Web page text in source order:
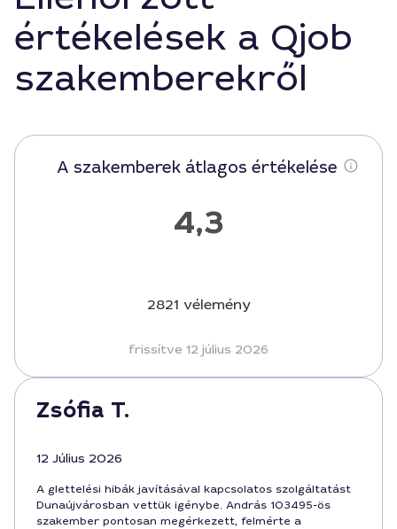
értékelések a Qjob
szakemberekről
A szakemberek átlagos értékelése
4,3
2821 vélemény
frissítve 12 július 2026
Zsófia T.
12 Július 2026
A glettelési hibák javításával kapcsolatos szolgáltatást
Dunaújvárosban vettük igénybe. András 103495-ös
szakember pontosan megérkezett, felmérte a